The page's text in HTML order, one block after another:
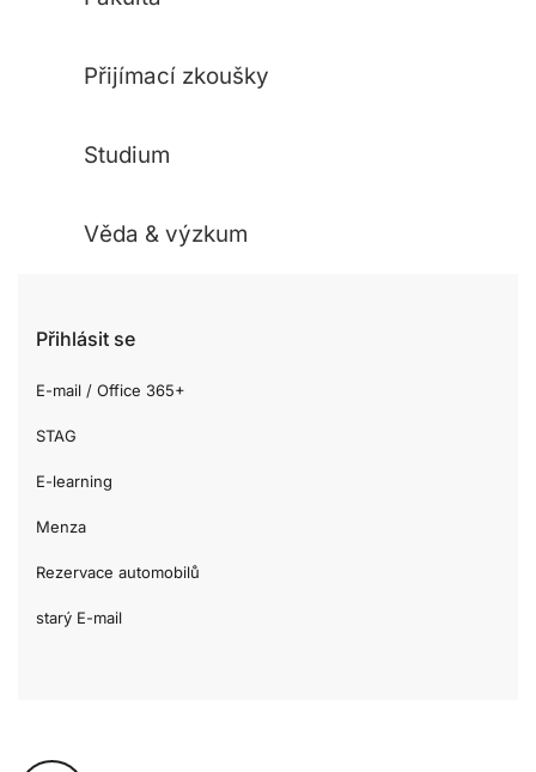
Přijímací zkoušky
Studium
Věda & výzkum
Přihlásit se
E-mail / Office 365+
STAG
E-learning
Menza
Rezervace automobilů
starý E-mail